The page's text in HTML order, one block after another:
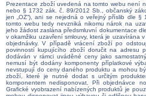
Prezentace zboží uvedená na tomto webu není
nebo § 1732 zák. č. 89/2012 Sb., občanský
jen „OZ“), ani se nejedná o veřejný příslib dle
tomto webu tedy nevzniká nikomu nárok na
jeho žádost zaslána předsmluvní dokumentace
v okamžiku uzavření smlouvy, která je uzavírána
objednávky. V případě vrácení zboží po
povinností kupujícího zboží doručit na adresu
dodáván v rámci uváděné ceny jako
nemusí být dodány komponenty příplatkové
nevstupují do ceny daného produktu a mohou
zboží, které je nutné dodat s určitým
komponentem nedisponovat. Při objednávce
Grafické vyobrazení nabízených produktů je